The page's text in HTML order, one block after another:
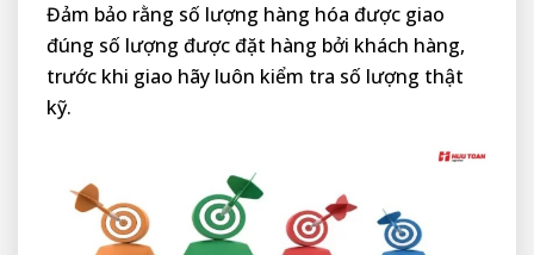
Đảm bảo rằng số lượng hàng hóa được giao
đúng số lượng được đặt hàng bởi khách hàng,
trước khi giao hãy luôn kiểm tra số lượng thật
kỹ.